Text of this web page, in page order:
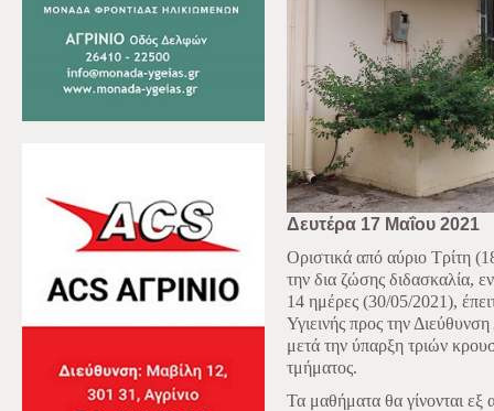
Δευτέρα 17 Μαΐου 2021
Οριστικά από αύριο Τρίτη
την δια ζώσης διδασκαλία,
14 ημέρες (30/05/2021),
Υγιεινής προς την
μετά την ύπαρξη τριών
τμήματος.
Τα μαθήματα θα γίνονται